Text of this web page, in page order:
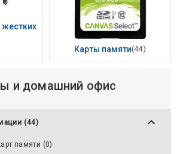
Карты памяти(44)
и домашний офис
(44)
памяти (0)